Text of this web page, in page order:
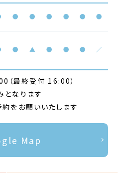
● ● ● ● ● ●
● ▲ ● ● ● ／
（最終受付 16:00）
なります
をお願いいたします
Map